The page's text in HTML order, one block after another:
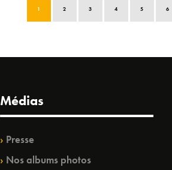
1 2 3 4 5 6
Médias
Presse
Nos albums photos